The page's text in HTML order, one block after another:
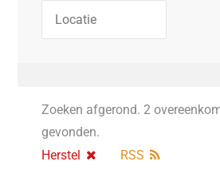
Zoeken afgerond. 2
gevonden.
Herstel
RSS